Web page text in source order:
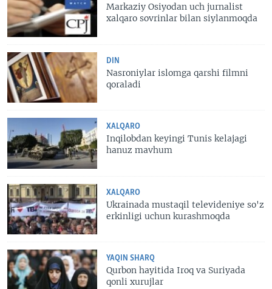
Markaziy Osiyodan uch jurnalist
xalqaro sovrinlar bilan siylanmoqda
DIN
Nasroniylar islomga qarshi filmni
qoraladi
XALQARO
Inqilobdan keyingi Tunis kelajagi
hanuz mavhum
XALQARO
Ukrainada mustaqil televideniye so'z
erkinligi uchun kurashmoqda
YAQIN SHARQ
Qurbon hayitida Iroq va Suriyada
qonli xurujlar